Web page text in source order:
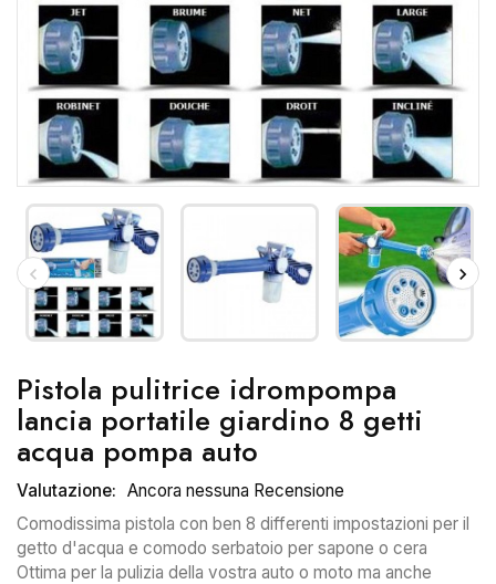
Pistola pulitrice idrompompa
lancia portatile giardino 8 getti
acqua pompa auto
Valutazione: Ancora nessuna Recensione
Comodissima pistola con ben 8 differenti impostazioni per il
getto d'acqua e comodo serbatoio per sapone o cera
Ottima per la pulizia della vostra auto o moto ma anche